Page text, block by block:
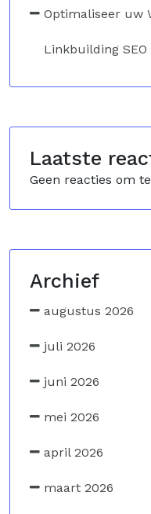
Optimaliseer uw
Linkbuilding
Laatste
Geen reacties om
Archief
augustus 2026
juli 2026
juni 2026
mei 2026
april 2026
maart 2026